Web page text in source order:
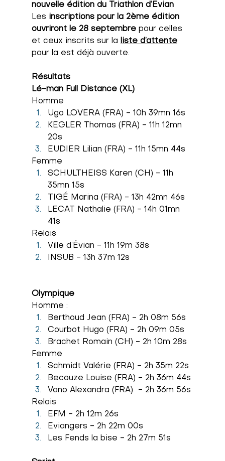
nouvelle édition du Triathlon d’Evian
Les inscriptions pour la 2ème édition
ouvriront le 28 septembre pour celles
et ceux inscrits sur la
liste d’attente
pour la est déjà ouverte.
Résultats
Lé-man Full Distance (XL)
Homme
Ugo LOVERA (FRA) - 10h 39mn 16s
KEGLER Thomas (FRA) - 11h 12mn
20s
EUDIER Lilian (FRA) - 11h 15mn 44s
Femme
SCHULTHEISS Karen (CH) - 11h
35mn 15s
TIGÉ Marina (FRA) - 13h 42mn 46s
LECAT Nathalie (FRA) - 14h 01mn
41s
Relais
Ville d’Évian - 11h 19m 38s
INSUB - 13h 37m 12s
Olympique
Homme :
Berthoud Jean (FRA) - 2h 08m 56s
Courbot Hugo (FRA) - 2h 09m 05s
Brachet Romain (CH) - 2h 10m 28s
Femme
Schmidt Valérie (FRA) - 2h 35m 22s
Becouze Louise (FRA) - 2h 36m 44s
Vano Alexandra (FRA)  - 2h 36m 56s
Relais
EFM - 2h 12m 26s
Eviangers - 2h 22m 00s
Les Fends la bise - 2h 27m 51s